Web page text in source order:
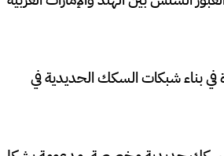
بناء شبكات السكك الحديدية في